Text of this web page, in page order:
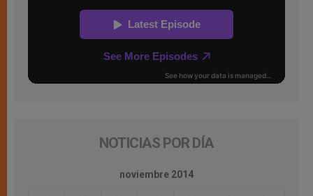
NOTICIAS POR DÍA
noviembre 2014